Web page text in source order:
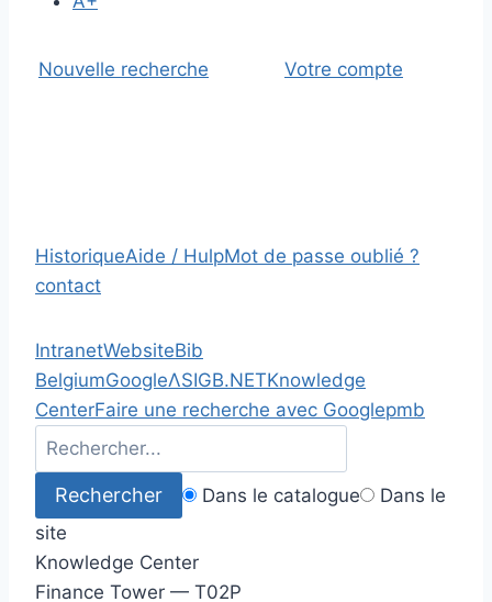
Nouvelle recherche Votre compte
HistoriqueAide / HulpMot de passe oublié ?
contact
IntranetWebsiteBib
BelgiumGoogleΛSIGB.NETKnowledge
CenterFaire une recherche avec Googlepmb
Dans le catalogue
Dans le
site
Knowledge Center
Finance Tower — T02P